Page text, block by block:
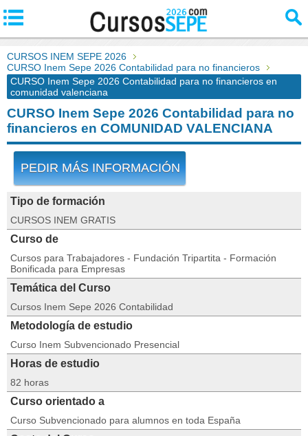
CURSOS INEM SEPE 2026
CURSO Inem Sepe 2026 Contabilidad para no financieros
CURSO Inem Sepe 2026 Contabilidad para no financieros en
comunidad valenciana
CURSO Inem Sepe 2026 Contabilidad para no
financieros en COMUNIDAD VALENCIANA
PEDIR MÁS INFORMACIÓN
Tipo de formación
CURSOS INEM GRATIS
Curso de
Cursos para Trabajadores - Fundación Tripartita - Formación
Bonificada para Empresas
Temática del Curso
Cursos Inem Sepe 2026 Contabilidad
Metodología de estudio
Curso Inem Subvencionado Presencial
Horas de estudio
82 horas
Curso orientado a
Curso Subvencionado para alumnos en toda España